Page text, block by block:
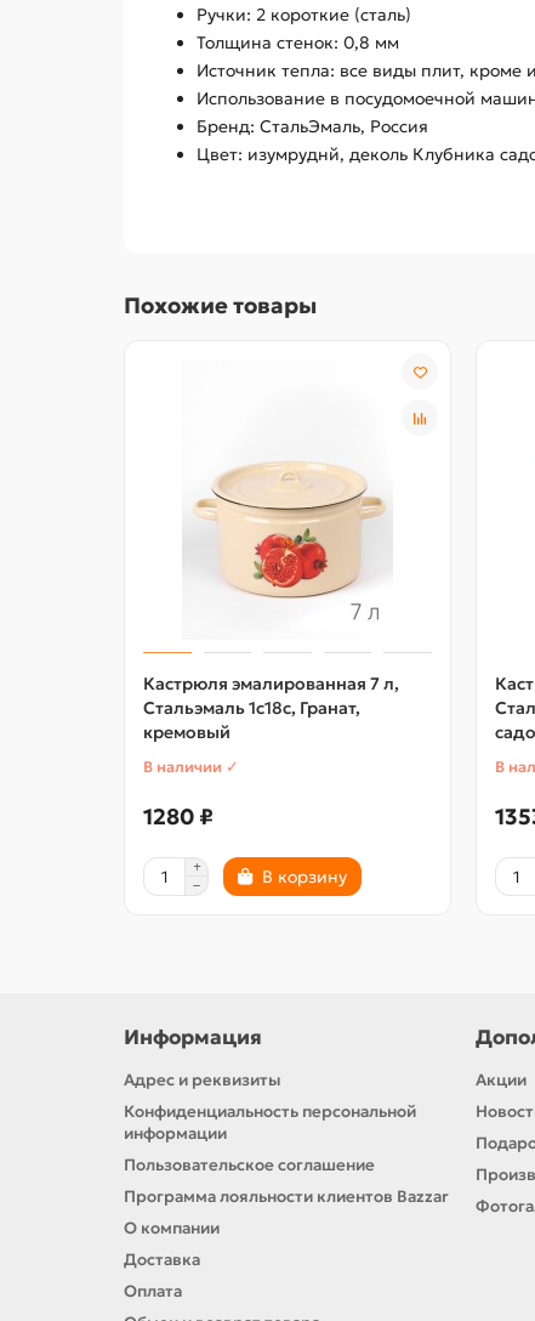
Ручки: 2 короткие (сталь)
Толщина стенок: 0,8 мм
Источник тепла: все виды плит, кроме
Использование в посудомоечной
Бренд: СтальЭмаль, Россия
Цвет: изумруднй, деколь Клубника
Похожие товары
Кастрюля эмалированная 7 л,
Стальэмаль 1с18с, Гранат,
кремовый
В наличии ✓
1280 ₽
В корзину
В
Информация
Адрес и реквизиты
Конфиденциальность персональной
информации
Пользовательское соглашение
Программа лояльности клиентов Bazzar
О компании
Доставка
Оплата
Акции